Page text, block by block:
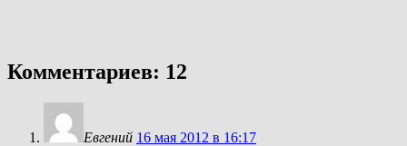
Комментариев: 12
Евгений 16 мая 2012 в 16:17